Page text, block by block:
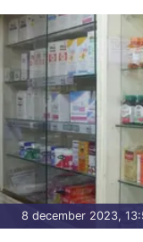
8 december 2023,